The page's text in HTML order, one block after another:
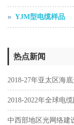
YJM型电缆样品
热点新闻
2018-27年亚太区海
2018-2022年全球电
中西部地区光网络建